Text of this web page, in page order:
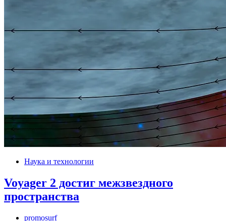
Наука и технологии
Voyager 2 достиг межзвездного
пространства
promosurf